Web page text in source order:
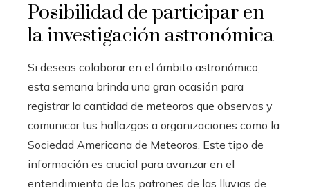
Posibilidad de participar en
la investigación astronómica
Si deseas colaborar en el ámbito astronómico,
esta semana brinda una gran ocasión para
registrar la cantidad de meteoros que observas y
comunicar tus hallazgos a organizaciones como la
Sociedad Americana de Meteoros. Este tipo de
información es crucial para avanzar en el
entendimiento de los patrones de las lluvias de